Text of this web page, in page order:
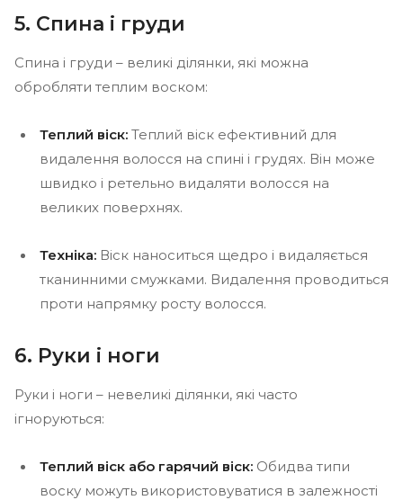
5. Спина і груди
Спина і груди – великі ділянки, які можна
обробляти теплим воском:
Теплий віск: Теплий віск ефективний для
видалення волосся на спині і грудях. Він може
швидко і ретельно видаляти волосся на
великих поверхнях.
Техніка: Віск наноситься щедро і видаляється
тканинними смужками. Видалення проводиться
проти напрямку росту волосся.
6. Руки і ноги
Руки і ноги – невеликі ділянки, які часто
ігноруються:
Теплий віск або гарячий віск: Обидва типи
воску можуть використовуватися в залежності